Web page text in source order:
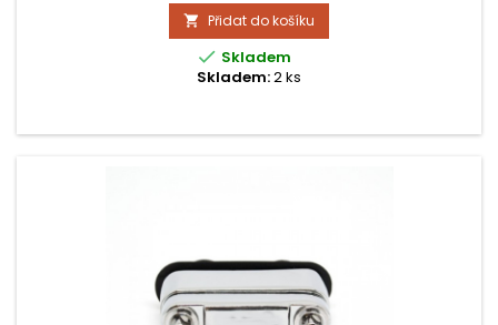
 Přidat do košíku
 Skladem
Skladem:2 ks